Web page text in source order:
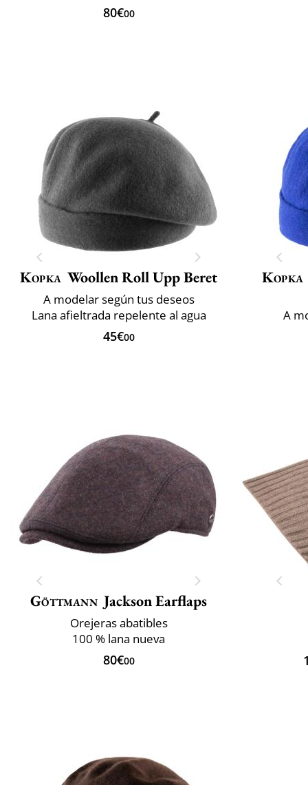
80€00
Kopka Woollen Roll Upp Beret
A modelar según tus deseos
Lana afieltrada repelente al agua
45€00
Kopka
A
Göttmann Jackson Earflaps
Orejeras abatibles
100 % lana nueva
80€00